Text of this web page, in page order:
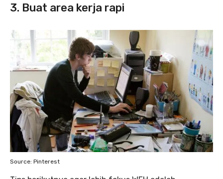
3. Buat area kerja rapi
Source: Pinterest